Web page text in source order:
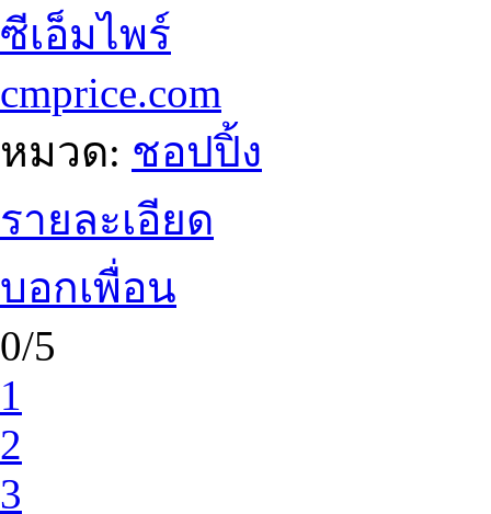
ซีเอ็มไพร์
cmprice.com
หมวด: ชอปปิ้ง
รายละเอียด
บอกเพื่อน
0/5
1
2
3